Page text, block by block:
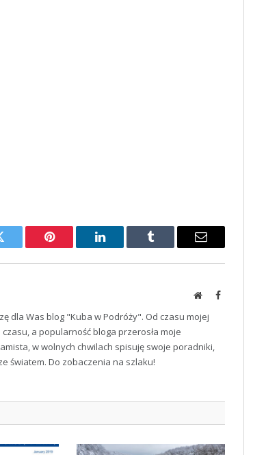
Pinterest LinkedIn Tumblr Email
WebsiteFacebook
dla Was blog "Kuba w Podróży". Od czasu mojej
a popularność bloga przerosła moje
w wolnych chwilach spisuję swoje poradniki,
światem. Do zobaczenia na szlaku!